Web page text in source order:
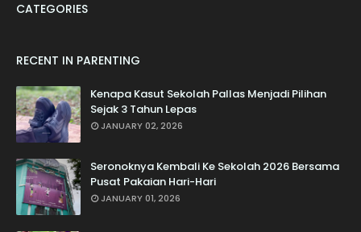
CATEGORIES
RECENT IN PARENTING
Kenapa Kasut Sekolah Pallas Menjadi Pilihan
Sejak 3 Tahun Lepas
JANUARY 02, 2026
Seronoknya Kembali Ke Sekolah 2026 Bersama
Pusat Pakaian Hari-Hari
JANUARY 01, 2026